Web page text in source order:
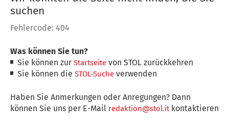
suchen
Fehlercode: 404
Was können Sie tun?
Sie können zurStartseite von STOL zurückkehren
Sie können dieSTOL-Suche verwenden
Haben Sie Anmerkungen oder Anregungen? Dann
können Sie uns per E-Mail redaktion@stol.itkontaktieren